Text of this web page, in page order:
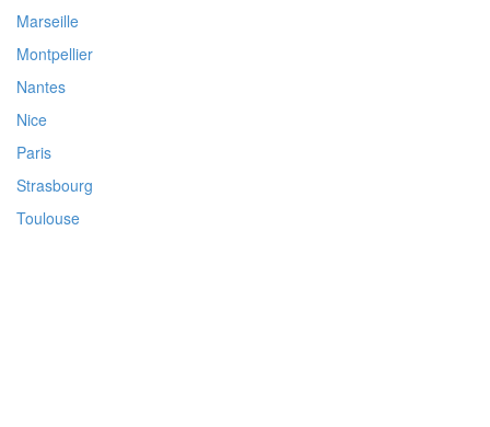
Marseille
Montpellier
Nantes
Nice
Paris
Strasbourg
Toulouse